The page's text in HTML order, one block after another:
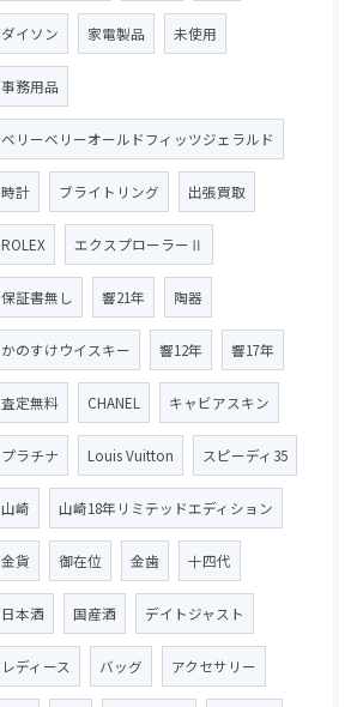
ダイソン 家電製品 未使用
事務用品
ベリーベリーオールドフィッツジェラルド
時計 ブライトリング 出張買取
ROLEX エクスプローラーⅡ
保証書無し 響21年 陶器
かのすけウイスキー 響12年 響17年
査定無料 CHANEL キャビアスキン
プラチナ Louis Vuitton スピーディ35
山崎 山崎18年リミテッドエディション
金貨 御在位 金歯 十四代
日本酒 国産酒 デイトジャスト
レディース バッグ アクセサリー